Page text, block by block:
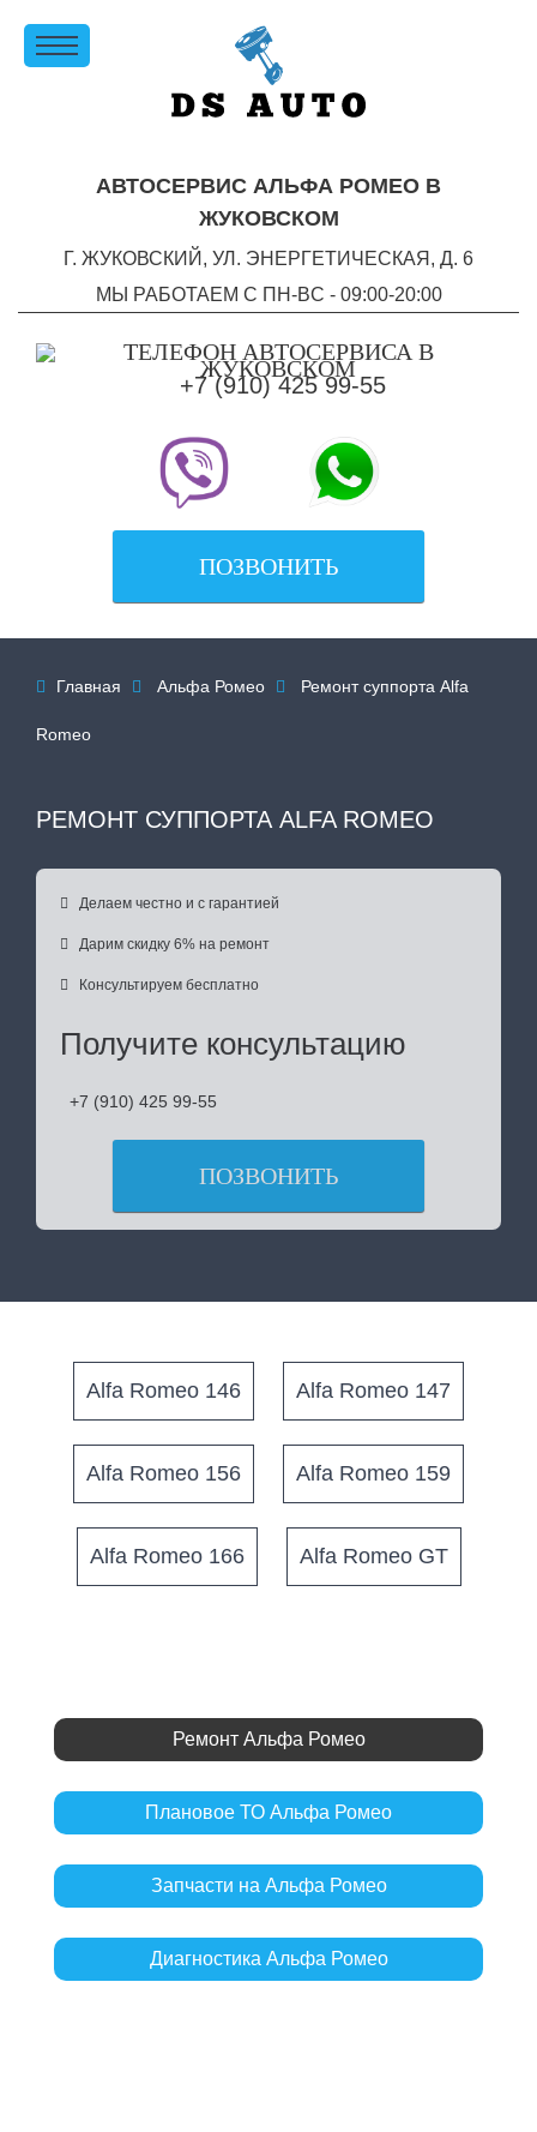
АВТОСЕРВИС АЛЬФА РОМЕО В
ЖУКОВСКОМ
Г. ЖУКОВСКИЙ, УЛ. ЭНЕРГЕТИЧЕСКАЯ, Д. 6
МЫ РАБОТАЕМ С ПН-ВC - 09:00-20:00
+7 (910) 425 99-55
ПОЗВОНИТЬ
 Главная  Альфа Ромео  Ремонт суппорта Alfa
Romeo
РЕМОНТ СУППОРТА ALFA ROMEO
 Делаем честно и с гарантией
 Дарим скидку 6% на ремонт
 Консультируем бесплатно
Получите консультацию
+7 (910) 425 99-55
ПОЗВОНИТЬ
Alfa Romeo 146 Alfa Romeo 147
Alfa Romeo 156 Alfa Romeo 159
Alfa Romeo 166 Alfa Romeo GT
Ремонт Альфа Ромео
Плановое ТО Альфа Ромео
Запчасти на Альфа Ромео
Диагностика Альфа Ромео